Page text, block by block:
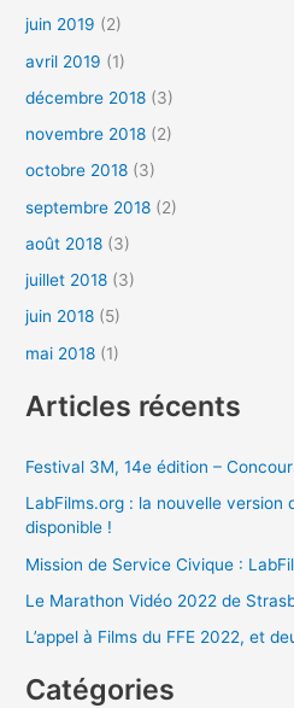
juin 2019 (2)
avril 2019 (1)
décembre 2018 (3)
novembre 2018 (2)
octobre 2018 (3)
septembre 2018 (2)
août 2018 (3)
juillet 2018 (3)
juin 2018 (5)
mai 2018 (1)
Articles récents
Festival 3M, 14e édition –
LabFilms.org : la nouvelle version
disponible !
Mission de Service Civique :
Le Marathon Vidéo 2022 de
L’appel à Films du FFE 2022, et
Catégories